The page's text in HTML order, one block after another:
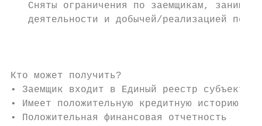
Сняты ограничения по заемщикам,
деятельности и добычей/реализацией
Кто может получить?
• Заемщик входит в Единый реестр
• Имеет положительную кредитную историю
• Положительная финансовая отчетность